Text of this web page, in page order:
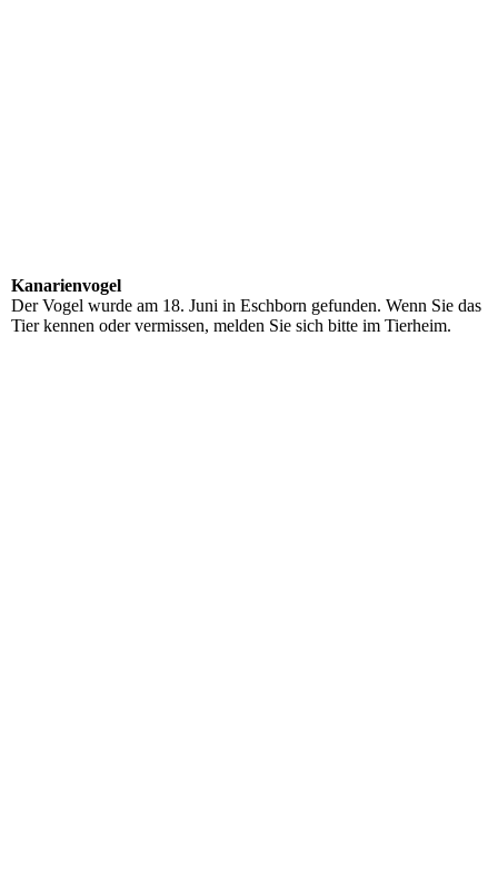
Kanarienvogel
Der Vogel wurde am 18. Juni in Eschborn gefunden. Wenn Sie das
Tier kennen oder vermissen, melden Sie sich bitte im Tierheim.